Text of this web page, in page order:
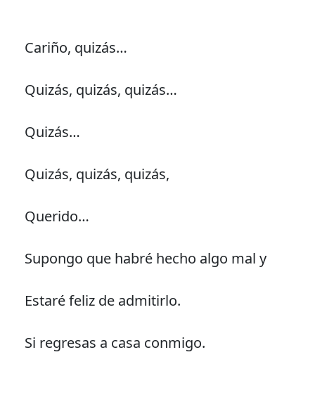
Cariño, quizás…
Quizás, quizás, quizás…
Quizás…
Quizás, quizás, quizás,
Querido…
Supongo que habré hecho algo mal y
Estaré feliz de admitirlo.
Si regresas a casa conmigo.